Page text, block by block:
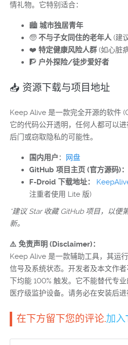
情礼物。它特别适合：
🏙️ 城市独居青年
🧓 不与子女同住的老年人 (建
❤️ 特定健康风险人群 (如心脏
🧗 户外探险/徒步爱好者
📥 资源下载与项目地址
Keep Alive 是一款完全开源的软件
它的代码公开透明，任何人都可以
后门或窃取隐私的可能性。
国内用户：
网盘
GitHub 项目主页 (官方源码)：
F-Droid 下载地址：
注重者使用 Lite 版)
*建议 Star 收藏 GitHub 项目，以便
新。
⚠️ 免责声明 (Disclaimer)：
Keep Alive 是一款辅助工具，其运
信号及系统状态。开发者及本文作
下均能 100% 触发。它不能替代专
医疗级监护设备。请务必在安装后进
在下方留下您的评论.加入